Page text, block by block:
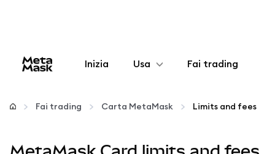
Inizia Usa
Configura
Fai trading
Fai trading Carta MetaMask Limits and fees